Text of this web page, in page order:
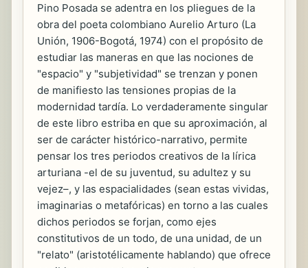
Pino Posada se adentra en los pliegues de la
obra del poeta colombiano Aurelio Arturo (La
Unión, 1906-Bogotá, 1974) con el propósito de
estudiar las maneras en que las nociones de
"espacio" y "subjetividad" se trenzan y ponen
de manifiesto las tensiones propias de la
modernidad tardía. Lo verdaderamente singular
de este libro estriba en que su aproximación, al
ser de carácter histórico-narrativo, permite
pensar los tres periodos creativos de la lírica
arturiana -el de su juventud, su adultez y su
vejez–, y las espacialidades (sean estas vividas,
imaginarias o metafóricas) en torno a las cuales
dichos periodos se forjan, como ejes
constitutivos de un todo, de una unidad, de un
"relato" (aristotélicamente hablando) que ofrece